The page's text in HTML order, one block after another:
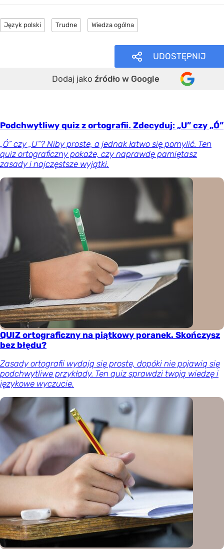
Język polski Trudne Wiedza ogólna
UDOSTĘPNIJ
Dodaj jako źródło w Google
Podchwytliwy quiz z ortografii. Zdecyduj: „U” czy „Ó”
„Ó” czy „U”? Niby proste, a jednak łatwo się pomylić. Ten
quiz ortograficzny pokaże, czy naprawdę pamiętasz
zasady i najczęstsze wyjątki.
QUIZ ortograficzny na piątkowy poranek. Skończysz
bez błędu?
Zasady ortografii wydają się proste, dopóki nie pojawią się
podchwytliwe przykłady. Ten quiz sprawdzi twoją wiedzę i
językowe wyczucie.